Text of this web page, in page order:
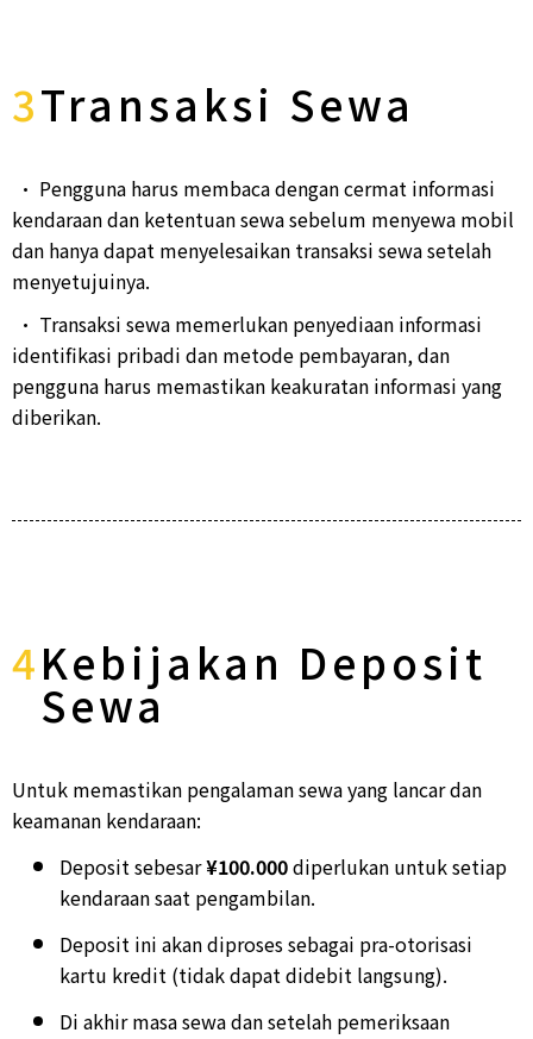
3Transaksi Sewa
• Pengguna harus membaca dengan cermat informasi
kendaraan dan ketentuan sewa sebelum menyewa mobil
dan hanya dapat menyelesaikan transaksi sewa setelah
menyetujuinya.
• Transaksi sewa memerlukan penyediaan informasi
identifikasi pribadi dan metode pembayaran, dan
pengguna harus memastikan keakuratan informasi yang
diberikan.
4Kebijakan Deposit
Sewa
Untuk memastikan pengalaman sewa yang lancar dan
keamanan kendaraan:
Deposit sebesar¥100.000diperlukan untuk setiap
kendaraan saat pengambilan.
Deposit ini akan diproses sebagai pra-otorisasi
kartu kredit (tidak dapat didebit langsung).
Di akhir masa sewa dan setelah pemeriksaan